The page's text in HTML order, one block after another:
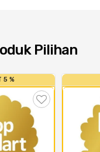
Pilihan
5 %